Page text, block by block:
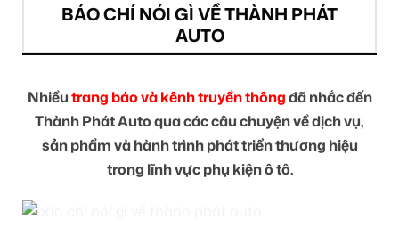
BÁO CHÍ NÓI GÌ VỀ THÀNH PHÁT
AUTO
Nhiềutrang báo và kênh truyền thôngđã nhắc đến
Thành Phát Auto qua các câu chuyện về dịch vụ,
sản phẩm và hành trình phát triển thương hiệu
trong lĩnh vực phụ kiện ô tô.